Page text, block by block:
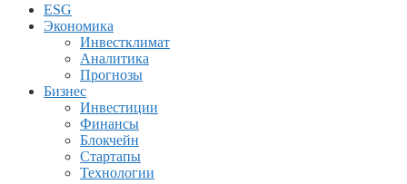
ESG
Экономика
Инвестклимат
Аналитика
Прогнозы
Бизнес
Инвестиции
Финансы
Блокчейн
Стартапы
Технологии